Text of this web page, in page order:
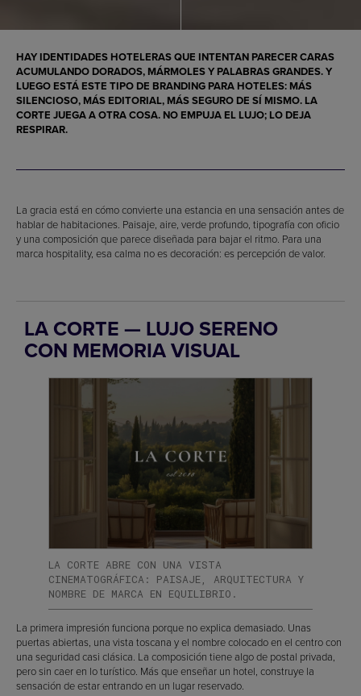
HAY IDENTIDADES HOTELERAS QUE INTENTAN PARECER CARAS
ACUMULANDO DORADOS, MÁRMOLES Y PALABRAS GRANDES. Y
LUEGO ESTÁ ESTE TIPO DE BRANDING PARA HOTELES: MÁS
SILENCIOSO, MÁS EDITORIAL, MÁS SEGURO DE SÍ MISMO. LA
CORTE JUEGA A OTRA COSA. NO EMPUJA EL LUJO; LO DEJA
RESPIRAR.
La gracia está en cómo convierte una estancia en una sensación antes de
hablar de habitaciones. Paisaje, aire, verde profundo, tipografía con oficio
y una composición que parece diseñada para bajar el ritmo. Para una
marca hospitality, esa calma no es decoración: es percepción de valor.
LA CORTE — LUJO SERENO
CON MEMORIA VISUAL
LA CORTE ABRE CON UNA VISTA
CINEMATOGRÁFICA: PAISAJE, ARQUITECTURA Y
NOMBRE DE MARCA EN EQUILIBRIO.
La primera impresión funciona porque no explica demasiado. Unas
puertas abiertas, una vista toscana y el nombre colocado en el centro con
una seguridad casi clásica. La composición tiene algo de postal privada,
pero sin caer en lo turístico. Más que enseñar un hotel, construye la
sensación de estar entrando en un lugar reservado.